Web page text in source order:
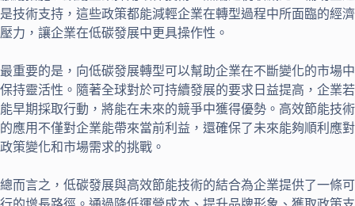
是技術支持，這些政策都能減輕企業在轉型過程中所面臨的經濟
壓力，讓企業在低碳發展中更具操作性。
最重要的是，向低碳發展轉型可以幫助企業在不斷變化的市場中
保持靈活性。隨著全球對於可持續發展的要求日益提高，企業若
能早期採取行動，將能在未來的競爭中獲得優勢。高效節能技術
的應用不僅對企業能帶來當前利益，還確保了未來能夠順利應對
政策變化和市場需求的挑戰。
總而言之，低碳發展與高效節能技術的結合為企業提供了一條可